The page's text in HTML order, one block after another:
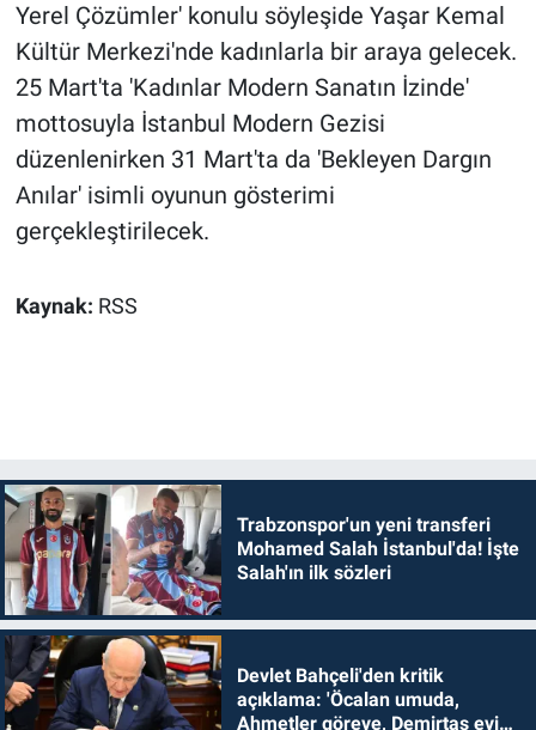
Yerel Çözümler' konulu söyleşide Yaşar Kemal
Kültür Merkezi'nde kadınlarla bir araya gelecek.
25 Mart'ta 'Kadınlar Modern Sanatın İzinde'
mottosuyla İstanbul Modern Gezisi
düzenlenirken 31 Mart'ta da 'Bekleyen Dargın
Anılar' isimli oyunun gösterimi
gerçekleştirilecek.
Kaynak: RSS
Trabzonspor'un yeni transferi
Mohamed Salah İstanbul'da! İşte
Salah'ın ilk sözleri
Devlet Bahçeli'den kritik
açıklama: 'Öcalan umuda,
Ahmetler göreve, Demirtaş evine